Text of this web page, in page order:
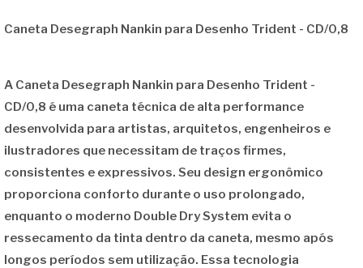
Caneta Desegraph Nankin para Desenho Trident - CD/0,8
A Caneta Desegraph Nankin para Desenho Trident -
CD/0,8 é uma caneta técnica de alta performance
desenvolvida para artistas, arquitetos, engenheiros e
ilustradores que necessitam de traços firmes,
consistentes e expressivos. Seu design ergonômico
proporciona conforto durante o uso prolongado,
enquanto o moderno Double Dry System evita o
ressecamento da tinta dentro da caneta, mesmo após
longos períodos sem utilização. Essa tecnologia